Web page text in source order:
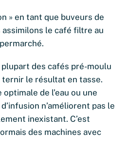
» en tant que buveurs de
le café filtre au
des cafés pré-moulu
le résultat en tasse.
de l’eau ou une
n’améliorent pas le
inexistant. C’est
des machines avec